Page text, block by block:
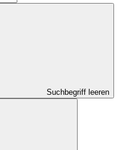
Suchbegriff leeren